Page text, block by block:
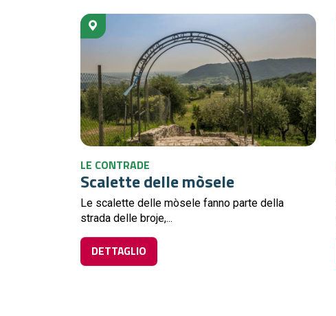
LE CONTRADE
Scalette delle mòsele
Le scalette delle mòsele fanno parte della
strada delle broje,...
DETTAGLIO